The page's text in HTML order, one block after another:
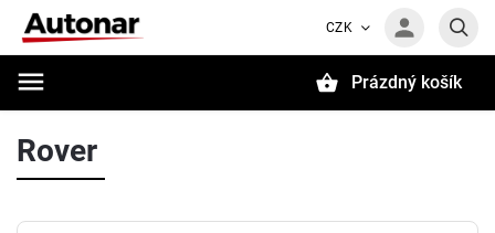
CZK
Prázdný košík
Rover